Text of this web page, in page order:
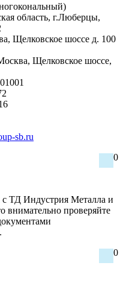
область, г.Люберцы,
Щелковское шоссе д. 100
Щелковское шоссе,
sb.ru
0
с ТД Индустрия Металла и
внимательно проверяйте
0